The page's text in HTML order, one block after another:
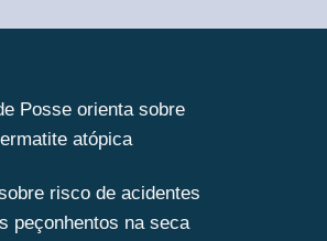
Posse orienta sobre
atópica
risco de acidentes
peçonhentos na seca